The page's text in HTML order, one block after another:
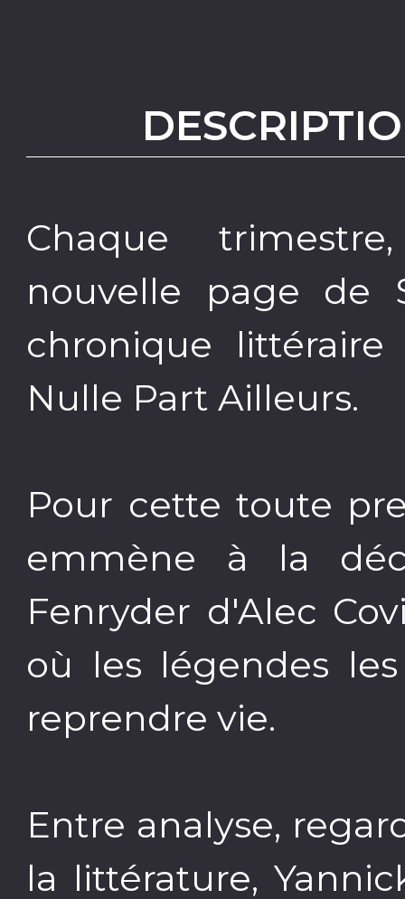
Chaque
nouvelle page de
chronique
Nulle Part Ailleurs.
Pour cette toute
emmène à la
Fenryder d'Alec
où les légendes
reprendre vie.
Entre analyse,
la littérature,